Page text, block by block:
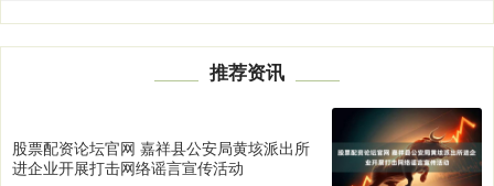
推荐资讯
股票配资论坛官网 嘉祥县公安局黄垓派出所
进企业开展打击网络谣言宣传活动